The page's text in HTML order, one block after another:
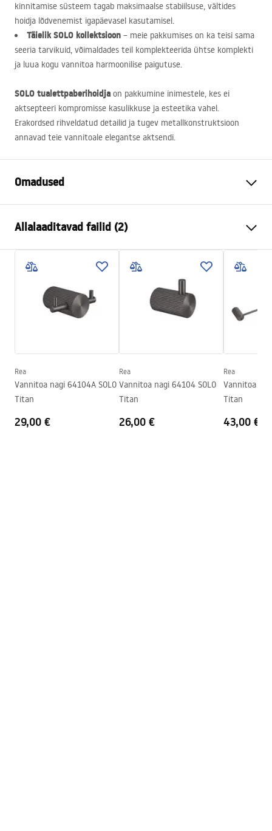
kinnitamise süsteem tagab maksimaalse stabiilsuse, vältides
hoidja lõdvenemist igapäevasel kasutamisel.
TäielikSOLO kollektsioon – meie pakkumises on ka teisi sama
seeria tarvikuid, võimaldades teil komplekteerida ühtse komplekti
ja luua kogu vannitoa harmoonilise paigutuse.
SOLO tualettpaberihoidja on pakkumine inimestele, kes ei
aktsepteeri kompromisse kasulikkuse ja esteetika vahel.
Erakordsed rihveldatud detailid ja tugev metallkonstruktsioon
annavad teie vannitoale elegantse aktsendi.
Omadused
Materjal
Paigaldusviis
Kruvitav
Laius
163
Kõrgus
30mm
Sügavus
65mm
Allalaaditavad failid (2)
Garantiitingimused
Warranty_Terms_and_Conditions_Accessories_-_24.pdf
Turvalisuse teave
Rea
Vannitoa nagi 64104A SOLO
Titan
29,00 €
Rea
Vannitoa nagi 64104 SOLO
Titan
26,00 €
Rea
Vannitoa
Titan
43,00 €